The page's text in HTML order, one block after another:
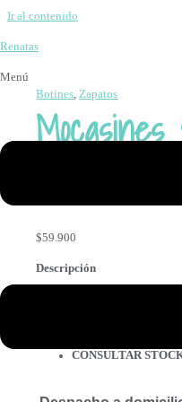
Ir al contenido
Renatas
Menú
Botines,Zapatos
$59.900
Descripción
CONSULTAR